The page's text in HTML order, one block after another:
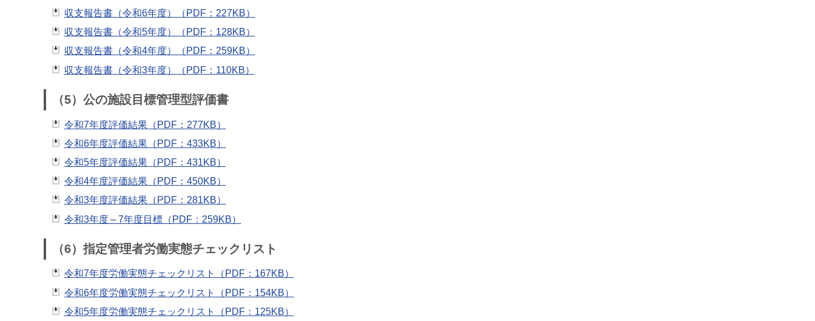
収支報告書（令和6年度）（PDF：227KB）
収支報告書（令和5年度）（PDF：128KB）
収支報告書（令和4年度）（PDF：259KB）
収支報告書（令和3年度）（PDF：110KB）
（5）公の施設目標管理型評価書
令和7年度評価結果（PDF：277KB）
令和6年度評価結果（PDF：433KB）
令和5年度評価結果（PDF：431KB）
令和4年度評価結果（PDF：450KB）
令和3年度評価結果（PDF：281KB）
令和3年度～7年度目標（PDF：259KB）
（6）指定管理者労働実態チェックリスト
令和7年度労働実態チェックリスト（PDF：167KB）
令和6年度労働実態チェックリスト（PDF：154KB）
令和5年度労働実態チェックリスト（PDF：125KB）